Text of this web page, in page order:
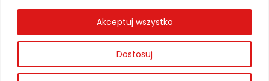
Dostosuj
Akceptuj wszystko